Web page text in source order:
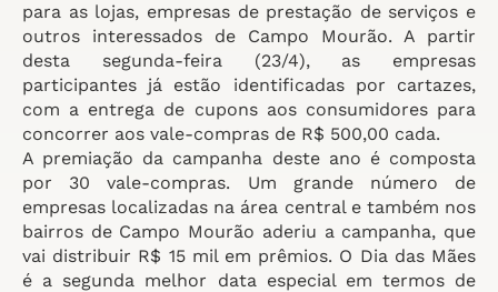
para as lojas, empresas de prestação de serviços e
outros interessados de Campo Mourão. A partir
desta segunda-feira (23/4), as empresas
participantes já estão identificadas por cartazes,
com a entrega de cupons aos consumidores para
concorrer aos vale-compras de R$ 500,00 cada.
A premiação da campanha deste ano é composta
por 30 vale-compras. Um grande número de
empresas localizadas na área central e também nos
bairros de Campo Mourão aderiu a campanha, que
vai distribuir R$ 15 mil em prêmios. O Dia das Mães
é a segunda melhor data especial em termos de